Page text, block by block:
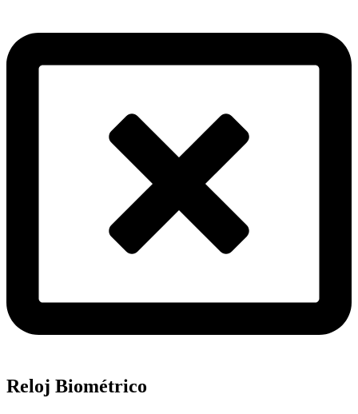
Reloj Biométrico